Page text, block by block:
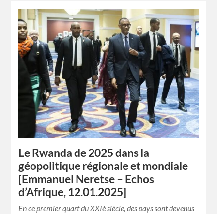
Le Rwanda de 2025 dans la
géopolitique régionale et mondiale
[Emmanuel Neretse – Echos
d’Afrique, 12.01.2025]
En ce premier quart du XXIè siècle, des pays sont devenus